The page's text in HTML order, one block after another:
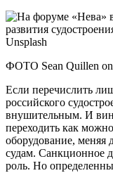
ФОТО Sean Quillen on
Если перечислить
российского
внушительным. И
переходить как
оборудование,
судам. Санкционное
роль. Но